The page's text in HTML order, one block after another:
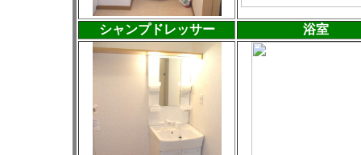
シャンプドレッサー 浴室